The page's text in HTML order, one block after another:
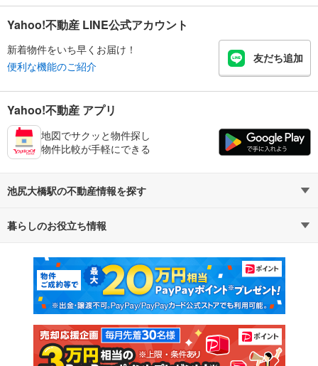
Yahoo!不動産 LINE公式アカウント
新着物件をいち早くお届け！
便利な機能のご紹介
友だち追加
Yahoo!不動産 アプリ
地図でサクッと物件探し
物件比較が手軽にできる
池尻大橋駅の不動産情報を探す
不動産・住宅
新築マンション 中古マンション
新築一戸建て 中古一戸建て
注文住宅 土地
暮らしのお役立ち情報
マンションカタログ 教えて！住まいの先生